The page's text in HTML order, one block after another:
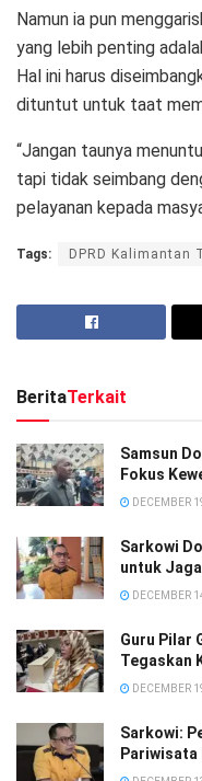
Namun ia pun
yang lebih penting
Hal ini harus
dituntut untuk taat
“Jangan taunya
tapi tidak seimbang
pelayanan kepada
Tags: DPRD Kalimantan
BeritaTerkait
Samsun
Fokus
DECEMBER
Sarkowi
untuk
DECEMBER
Guru Pilar
Tegaskan
DECEMBER
Sarkowi:
Pariwisata